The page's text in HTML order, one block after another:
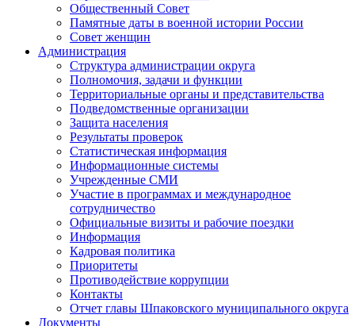
Общественный Совет
Памятные даты в военной истории России
Совет женщин
Администрация
Структура администрации округа
Полномочия, задачи и функции
Территориальные органы и представительства
Подведомственные организации
Защита населения
Результаты проверок
Статистическая информация
Информационные системы
Учрежденные СМИ
Участие в программах и международное
сотрудничество
Официальные визиты и рабочие поездки
Информация
Кадровая политика
Приоритеты
Противодействие коррупции
Контакты
Отчет главы Шпаковского муниципального округа
Документы